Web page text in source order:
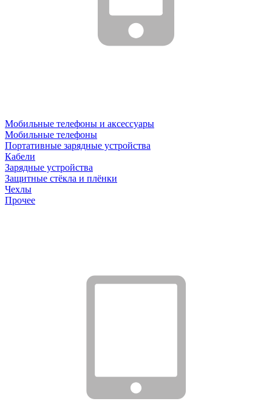
Мобильные телефоны и аксессуары
Мобильные телефоны
Портативные зарядные устройства
Кабели
Зарядные устройства
Защитные стёкла и плёнки
Чехлы
Прочее